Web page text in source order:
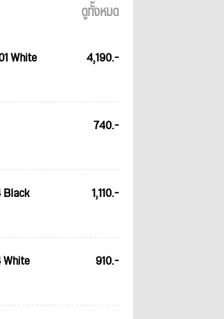
ดูทั้งหมด
White 4,190.-
740.-
Black 1,110.-
910.-